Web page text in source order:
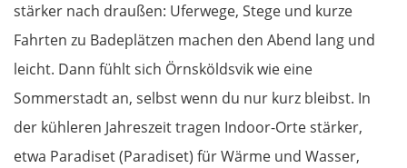
stärker nach draußen: Uferwege, Stege und kurze
Fahrten zu Badeplätzen machen den Abend lang und
leicht. Dann fühlt sich Örnsköldsvik wie eine
Sommerstadt an, selbst wenn du nur kurz bleibst. In
der kühleren Jahreszeit tragen Indoor-Orte stärker,
etwa Paradiset (Paradiset) für Wärme und Wasser,
Meaux
Château-Thierry
Reims